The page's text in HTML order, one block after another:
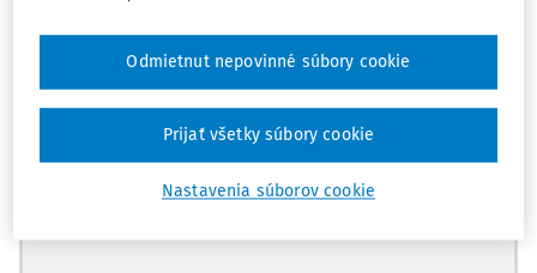
Zatiaľ ste si prečítali len začiatok...
Celý dokument je len pre predplatiteľov.
Zaregistrujte sa a získajte
zadarmo prístup k vybranému obsahu na
Nastavenia súborov cookie
Odmietnut nepovinné súbory cookie
Prijať všetky súbory cookie